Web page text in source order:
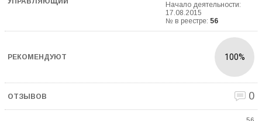
Начало деятельности:
17.08.2015
№ в реестре: 56
100%
0